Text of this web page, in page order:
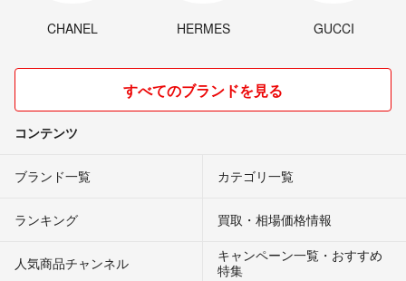
CHANEL HERMES GUCCI
すべてのブランドを見る
コンテンツ
ブランド一覧 カテゴリ一覧
ランキング 買取・相場価格情報
人気商品チャンネル
キャンペーン一覧・おすすめ
特集